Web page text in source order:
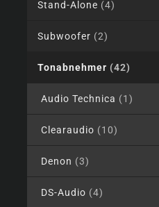
Stand-Alone (4)
Subwoofer (2)
Tonabnehmer (42)
Audio Technica (1)
Clearaudio (10)
Denon (3)
DS-Audio (4)